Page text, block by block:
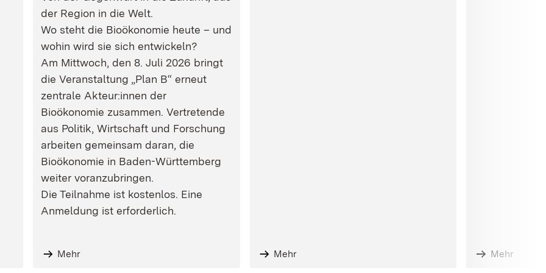
der Region in die Welt.
Wo steht die Bioökonomie heute – und
wohin wird sie sich entwickeln?
Am Mittwoch, den 8. Juli 2026 bringt
die Veranstaltung „Plan B“ erneut
zentrale Akteur:innen der
Bioökonomie zusammen. Vertretende
aus Politik, Wirtschaft und Forschung
arbeiten gemeinsam daran, die
Bioökonomie in Baden-Württemberg
weiter voranzubringen.
Die Teilnahme ist kostenlos. Eine
Anmeldung ist erforderlich.
Mehr Mehr Mehr